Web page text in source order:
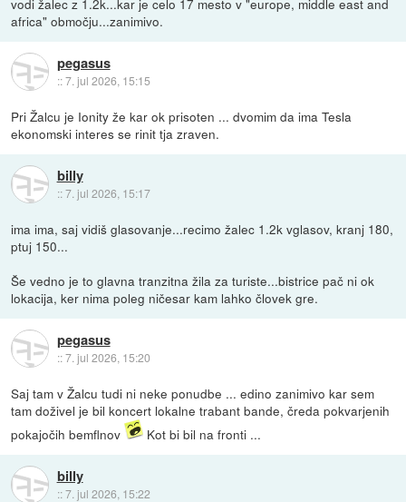
vodi žalec z 1.2k...kar je celo 17 mesto v "europe, middle east and
africa" območju...zanimivo.
pegasus
::7. jul 2026, 15:15
Pri Žalcu je Ionity že kar ok prisoten ... dvomim da ima Tesla
ekonomski interes se rinit tja zraven.
billy
::7. jul 2026, 15:17
ima ima, saj vidiš glasovanje...recimo žalec 1.2k vglasov, kranj 180,
ptuj 150...
Še vedno je to glavna tranzitna žila za turiste...bistrice pač ni ok
lokacija, ker nima poleg ničesar kam lahko človek gre.
pegasus
::7. jul 2026, 15:20
Saj tam v Žalcu tudi ni neke ponudbe ... edino zanimivo kar sem
tam doživel je bil koncert lokalne trabant bande, čreda pokvarjenih
pokajočih bemflnov
Kot bi bil na fronti ...
billy
::7. jul 2026, 15:22